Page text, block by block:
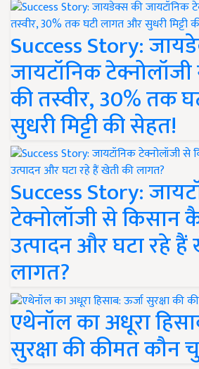
Success Story:
जायटॉनिक
की तस्वीर, 30% तक
सुधरी मिट्टी की सेहत!
Success Story:
टेक्नोलॉजी से किसान
उत्पादन और घटा रहे हैं
लागत?
एथेनॉल का अधूरा
सुरक्षा की कीमत कौन